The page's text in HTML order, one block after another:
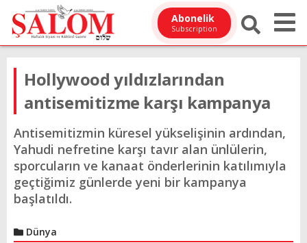
Abonelik
Subscription
Hollywood yıldızlarından
antisemitizme karşı kampanya
Antisemitizmin küresel yükselişinin ardından,
Yahudi nefretine karşı tavır alan ünlülerin,
sporcuların ve kanaat önderlerinin katılımıyla
geçtiğimiz günlerde yeni bir kampanya
başlatıldı.
Dünya